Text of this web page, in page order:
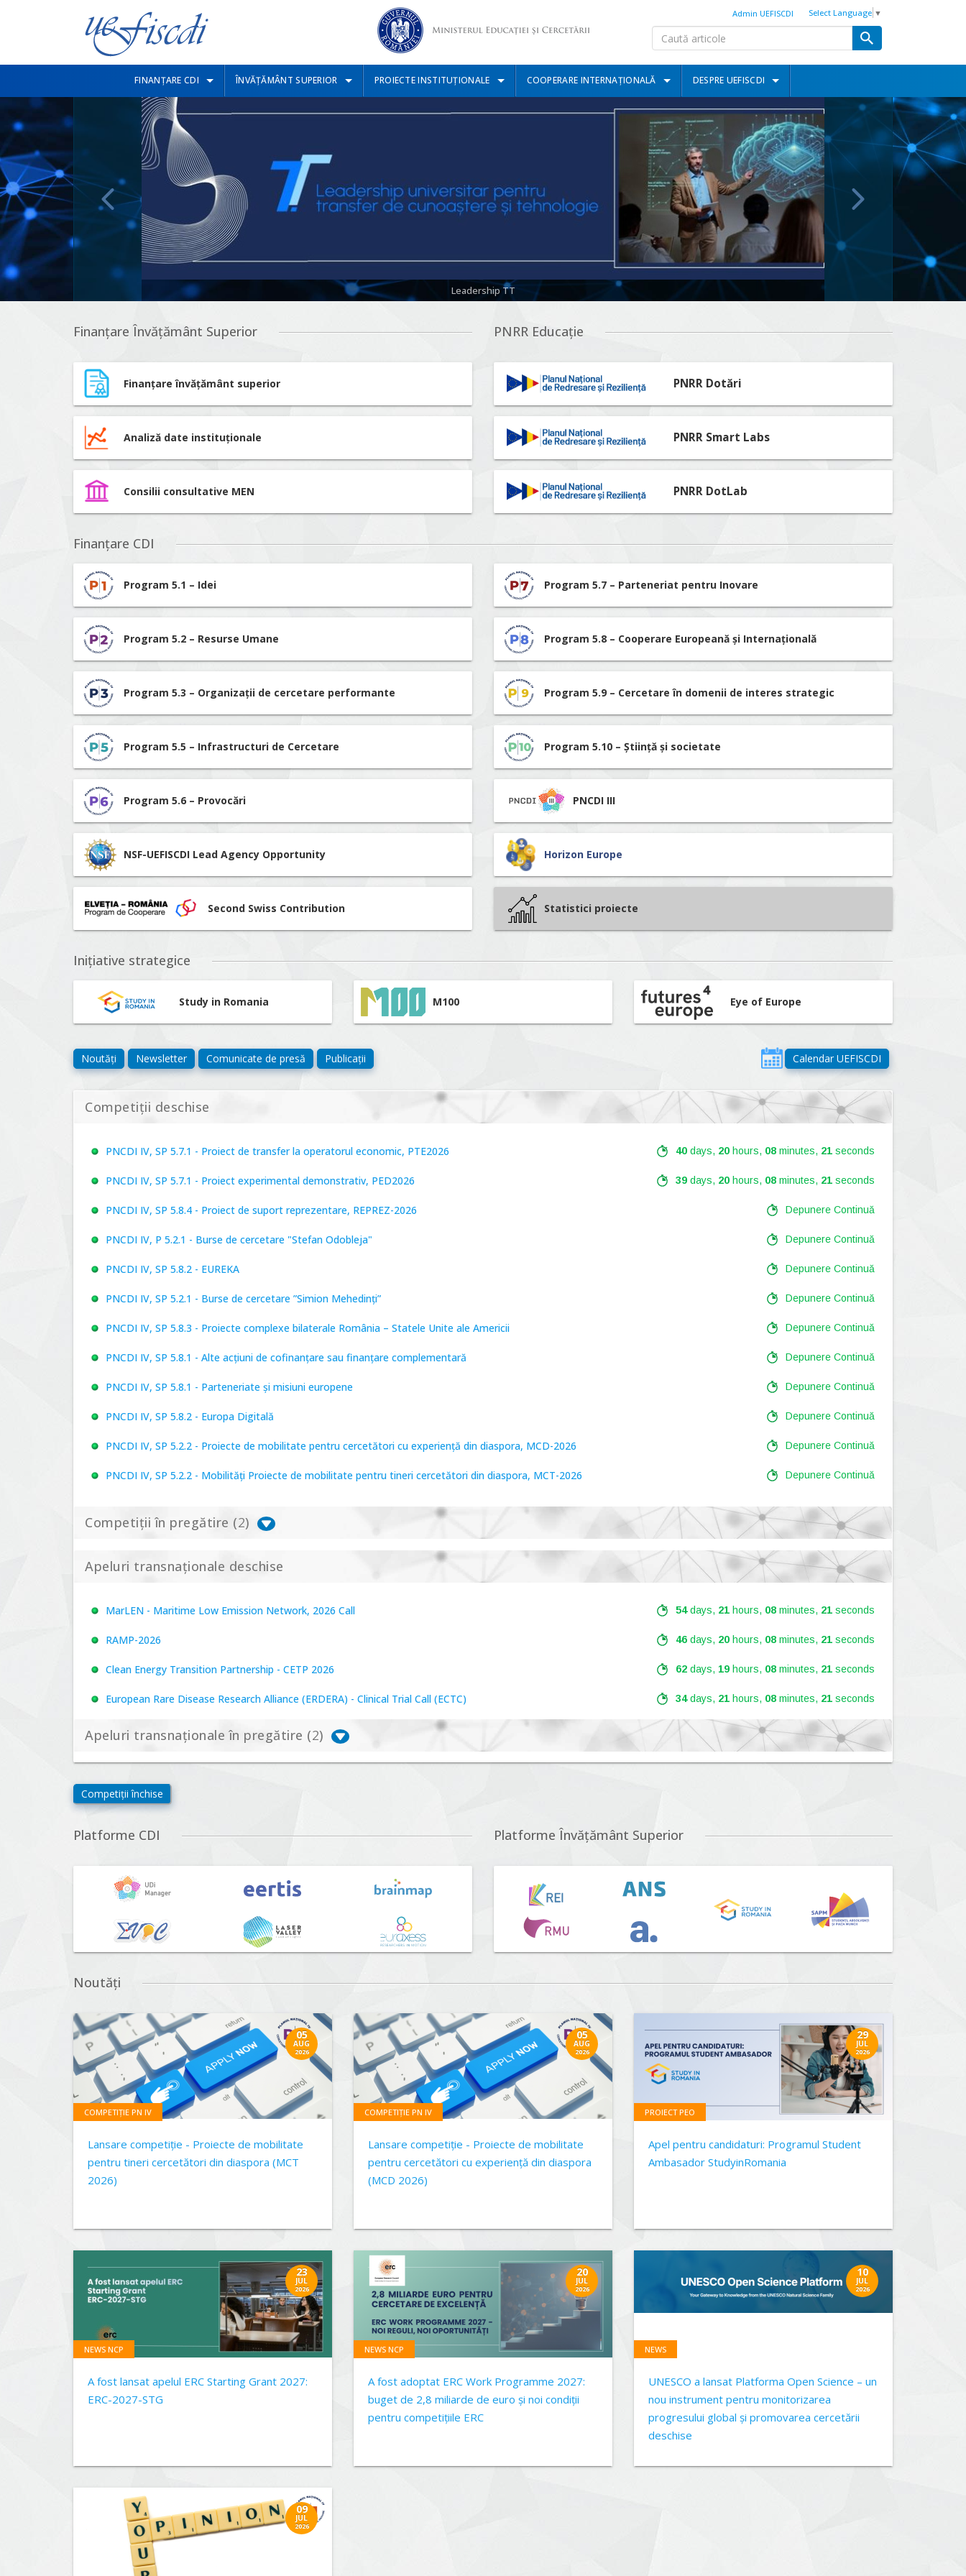
Select Language ▼
Admin UEFISCDI
FINANȚARE CDI ÎNVĂȚĂMÂNT SUPERIOR PROIECTE INSTITUȚIONALE COOPERARE INTERNAȚIONALĂ DESPRE UEFISCDI
Leadership TT
Finanțare Învățământ Superior
Finanțare învățământ superior
Analiză date instituționale
Consilii consultative MEN
PNRR Educație
PNRR Dotări
PNRR Smart Labs
PNRR DotLab
Finanțare CDI
Program 5.1 – Idei
Program 5.2 – Resurse Umane
Program 5.3 – Organizații de cercetare performante
Program 5.5 – Infrastructuri de Cercetare
Program 5.6 – Provocări
Program 5.7 – Parteneriat pentru Inovare
Program 5.8 – Cooperare Europeană și Internațională
Program 5.9 – Cercetare în domenii de interes strategic
Program 5.10 – Știință și societate
PNCDI III
NSF-UEFISCDI Lead Agency Opportunity Horizon Europe
Second Swiss Contribution Statistici proiecte
Inițiative strategice
Study in Romania M100 Eye of Europe
Noutăți Newsletter Comunicate de presă Publicații Calendar UEFISCDI
Competiții deschise
PNCDI IV, SP 5.7.1 - Proiect de transfer la operatorul economic, PTE2026 40days, 20hours, 08minutes, 19seconds
PNCDI IV, SP 5.7.1 - Proiect experimental demonstrativ, PED2026 39days, 20hours, 08minutes, 19seconds
PNCDI IV, SP 5.8.4 - Proiect de suport reprezentare, REPREZ-2026 Depunere Continuă
PNCDI IV, P 5.2.1 - Burse de cercetare "Stefan Odobleja" Depunere Continuă
PNCDI IV, SP 5.8.2 - EUREKA Depunere Continuă
PNCDI IV, SP 5.2.1 - Burse de cercetare ”Simion Mehedinți” Depunere Continuă
PNCDI IV, SP 5.8.3 - Proiecte complexe bilaterale România – Statele Unite ale Americii Depunere Continuă
PNCDI IV, SP 5.8.1 - Alte acțiuni de cofinanțare sau finanțare complementară Depunere Continuă
PNCDI IV, SP 5.8.1 - Parteneriate și misiuni europene Depunere Continuă
PNCDI IV, SP 5.8.2 - Europa Digitală Depunere Continuă
PNCDI IV, SP 5.2.2 - Proiecte de mobilitate pentru cercetători cu experiență din diaspora, MCD-2026 Depunere Continuă
PNCDI IV, SP 5.2.2 - Mobilități Proiecte de mobilitate pentru tineri cercetători din diaspora, MCT-2026 Depunere Continuă
Competiții în pregătire (2)
PNCDI IV, P 5.1 - Proiecte Complexe de Cercetare de Frontieră, PCCF-2024
Apeluri transnaționale deschise
MarLEN - Maritime Low Emission Network, 2026 Call 54days, 21hours, 08minutes, 19seconds
RAMP-2026 46days, 20hours, 08minutes, 19seconds
Clean Energy Transition Partnership - CETP 2026 62days, 19hours, 08minutes, 19seconds
European Rare Disease Research Alliance (ERDERA) - Clinical Trial Call (ECTC) 34days, 21hours, 08minutes, 19seconds
Apeluri transnaționale în pregătire (2)
viitoare", Competiția 2026
Driving Urban Transitions Partnership Call for proposals n°5 (DUT-2026)
Competiții închise
Platforme CDI Platforme Învățământ Superior
Noutăți
05
AUG
2026
COMPETIȚIE PN IV
Lansare competiție - Proiecte de mobilitate
pentru tineri cercetători din diaspora (MCT
2026)
05
AUG
2026
COMPETIȚIE PN IV
Lansare competiție - Proiecte de mobilitate
pentru cercetători cu experiență din diaspora
(MCD 2026)
29
JUL
2026
PROIECT PEO
Apel pentru candidaturi: Programul Student
Ambasador StudyinRomania
23
JUL
2026
NEWS NCP
A fost lansat apelul ERC Starting Grant 2027:
ERC-2027-STG
20
JUL
2026
NEWS NCP
A fost adoptat ERC Work Programme 2027:
buget de 2,8 miliarde de euro și noi condiții
pentru competițiile ERC
10
JUL
2026
NEWS
UNESCO a lansat Platforma Open Science – un
nou instrument pentru monitorizarea
progresului global și promovarea cercetării
deschise
09
JUL
2026